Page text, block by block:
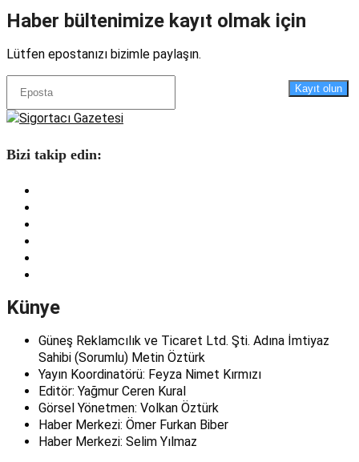
Haber bültenimize kayıt olmak için
Lütfen epostanızı bizimle paylaşın.
Kayıt olun
Bizi takip edin:
Künye
Güneş Reklamcılık ve Ticaret Ltd. Şti. Adına İmtiyaz
Sahibi (Sorumlu) Metin Öztürk
Yayın Koordinatörü: Feyza Nimet Kırmızı
Editör: Yağmur Ceren Kural
Görsel Yönetmen: Volkan Öztürk
Haber Merkezi: Ömer Furkan Biber
Haber Merkezi: Selim Yılmaz